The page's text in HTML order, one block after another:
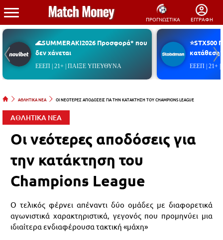
ΠΡΟΓΝΩΣΤΙΚΑ ΕΓΓΡΑΦΗ
🌊SUMMERAKI2026 Προσφορά* που
δεν χάνεται
ΕΕΕΠ | 21+ | ΠΑΙΞΕ ΥΠΕΥΘΥΝΑ
⭐STX500
ΕΕΕΠ | 21+
ΑΘΛΗΤΙΚΑ ΝΕΑ ΟΙ ΝΕΟΤΕΡΕΣ ΑΠΟΔΟΣΕΙΣ ΓΙΑ ΤΗΝ ΚΑΤΑΚΤΗΣΗ ΤΟΥ CHAMPIONS LEAGUE
ΑΘΛΗΤΙΚΑ ΝΕΑ
Οι νεότερες αποδόσεις για
την κατάκτηση του
Champions League
Ο τελικός φέρνει απέναντι δύο ομάδες με διαφορετικά
αγωνιστικά χαρακτηριστικά, γεγονός που προμηνύει μια
ιδιαίτερα ενδιαφέρουσα τακτική «μάχη»